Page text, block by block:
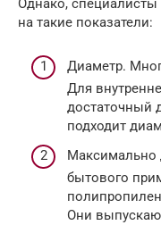
Однако,
на такие показатели:
Диаметр.
Для
достаточный
подходит
Максимально
бытового
Они